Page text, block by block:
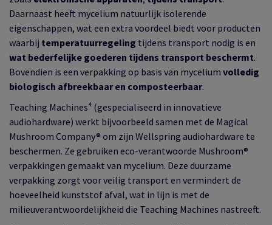
Daarnaast heeft mycelium natuurlijk isolerende
eigenschappen, wat een extra voordeel biedt voor producten
waarbij temperatuurregeling tijdens transport nodig is en
wat bederfelijke goederen tijdens transport beschermt.
Bovendien is een verpakking op basis van mycelium volledig
biologisch afbreekbaar en composteerbaar.
Teaching Machines⁴ (gespecialiseerd in innovatieve
audiohardware) werkt bijvoorbeeld samen met de Magical
Mushroom Company® om zijn Wellspring audiohardware te
beschermen. Ze gebruiken eco-verantwoorde Mushroom®
verpakkingen gemaakt van mycelium. Deze duurzame
verpakking zorgt voor veilig transport en vermindert de
hoeveelheid kunststof afval, wat in lijn is met de
milieuverantwoordelijkheid die Teaching Machines nastreeft.